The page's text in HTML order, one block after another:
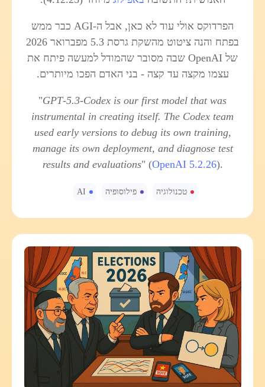
הפרדוקס אולי עוד לא כאן, אבל ה-AGI כבר ממש
בפתח והנה ציטוט מהשקת גרסת 5.3 מפברואר 2026
של OpenAI שבה מסובר שהמודל למעשה פיתח את
עצמו מקצה עד קצה - בני האדם הפכו מיותרים.
"GPT‑5.3‑Codex is our first model that was
instrumental in creating itself. The Codex team
used early versions to debug its own training,
manage its own deployment, and diagnose test
results and evaluations" (OpenAI 5.2.26).
טכנולוגיה פילוסופיה AI